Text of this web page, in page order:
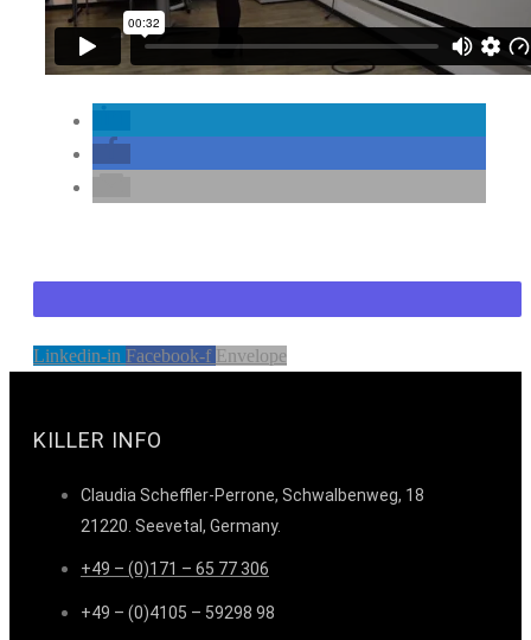
Linkedin-in Facebook-f Envelope
KILLER INFO
Claudia Scheffler-Perrone, Schwalbenweg, 18
21220. Seevetal, Germany.
+49 – (0)171 – 65 77 306
+49 – (0)4105 – 59298 98